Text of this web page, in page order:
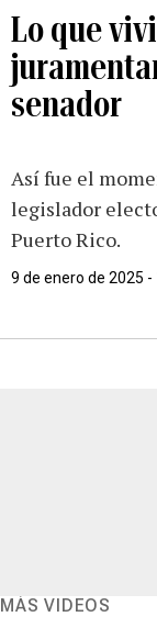
Lo que
senador
Así fue el
legislador
Puerto Rico.
9 de enero de 2025 -
MÁS VIDEOS